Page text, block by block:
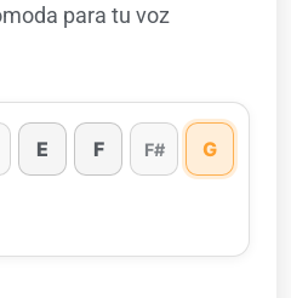
para tu voz
E F F# G